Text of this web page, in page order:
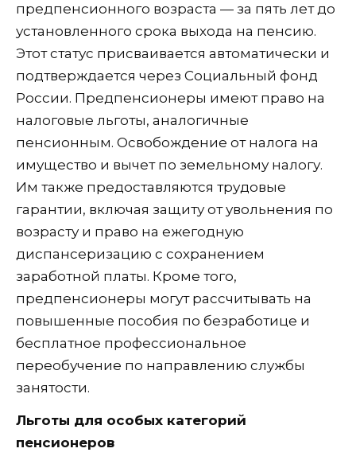
предпенсионного возраста — за пять лет до
установленного срока выхода на пенсию.
Этот статус присваивается автоматически и
подтверждается через Социальный фонд
России. Предпенсионеры имеют право на
налоговые льготы, аналогичные
пенсионным. Освобождение от налога на
имущество и вычет по земельному налогу.
Им также предоставляются трудовые
гарантии, включая защиту от увольнения по
возрасту и право на ежегодную
диспансеризацию с сохранением
заработной платы. Кроме того,
предпенсионеры могут рассчитывать на
повышенные пособия по безработице и
бесплатное профессиональное
переобучение по направлению службы
занятости.
Льготы для особых категорий
пенсионеров